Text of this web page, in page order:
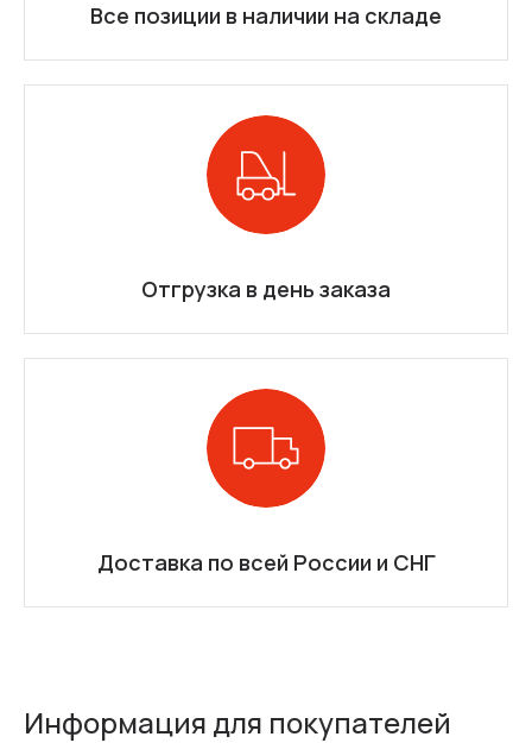
Все позиции в наличии на складе
Отгрузка в день заказа
Доставка по всей России и СНГ
Информация для покупателей